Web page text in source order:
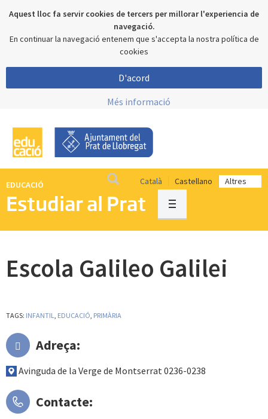
Aquest lloc fa servir cookies de tercers per millorar l'experiencia de
navegació.
En continuar la navegació entenem que s'accepta la nostra política de
cookies
D'acord
Més informació
Català Castellano
EDUCACIÓ
Estudiar al Prat
Escola Galileo Galilei
TAGS: INFANTIL, EDUCACIÓ, PRIMÀRIA
Adreça:
Avinguda de la Verge de Montserrat 0236-0238
Contacte: